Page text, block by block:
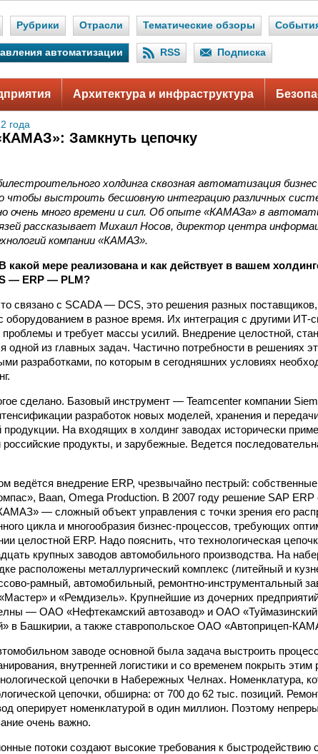
Рубрики Отрасли Тематические обзоры
автоматизации RSS Подписка
Архитектура и инфраструктура
года
Замкнуть цепочку
холдинга сквозная автоматизация
чтобы выстроить бесшовную интеграцию различных
очень много времени и сил. Об опыте «КАМАЗа» в
рассказывает Михаил Носов, директор центра
компании «КАМАЗ».
какой мере реализована и как действует в вашем
— ERP — PLM?
связано с SCADA — DCS, это решения разных
оборудованием в разное время. Их интеграция с другими ИТ-
и требует массы усилий. Внедрение целостной,
одной из главных задач. Частично потребности в решениях
разработками, по которым в сегодняшних условиях
сделано. Базовый инструмент — Teamcenter компании
разработок новых моделей, хранения и
продукции. На входящих в холдинг заводах исторически
продукты, и зарубежные. Ведется
ведётся внедрение ERP, чрезвычайно пестрый: собственные
Baan, Omega Production. В 2007 году решение SAP ERP
— сложный объект управления с точки зрения его
цикла и многообразия бизнес-процессов, требующих
целостной ERP. Надо пояснить, что технологическая
крупных заводов автомобильного производства. На
расположены металлургический комплекс (литейный и
рамный, автомобильный, ремонтно-инструментальный
и «Ремдизель». Крупнейшие из дочерних
— ОАО «Нефтекамский автозавод» и ОАО «Туймазинский
в Башкирии, а также ставропольское ОАО «Автоприцеп-
заводе основной была задача выстроить
внутренней логистики и со временем покрыть
цепочки в Набережных Челнах. Номенклатура,
цепочки, обширна: от 700 до 62 тыс. позиций.
оперирует номенклатурой в один миллион. Поэтому
очень важно.
потоки создают высокие требования к быстродействию